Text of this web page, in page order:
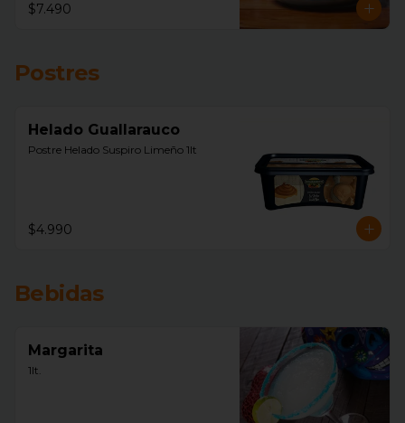
$7.490
Postres
Helado Guallarauco
Postre Helado Suspiro Limeño 1lt
$4.990
Bebidas
Margarita
1lt.